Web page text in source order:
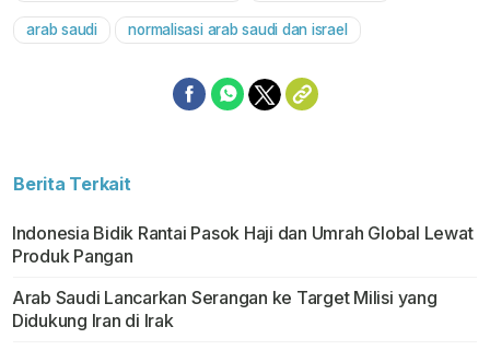
arab saudi normalisasi arab saudi dan israel
Berita Terkait
Indonesia Bidik Rantai Pasok Haji dan Umrah Global Lewat
Produk Pangan
Arab Saudi Lancarkan Serangan ke Target Milisi yang
Didukung Iran di Irak